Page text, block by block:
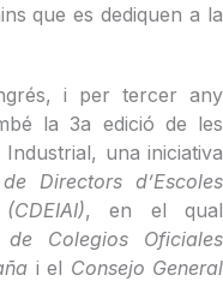
que es dediquen a la
i per tercer any
la 3a edició de les
Industrial, una iniciativa
Directors d’Escoles
, en el qual
de Colegios Oficiales
i el Consejo General